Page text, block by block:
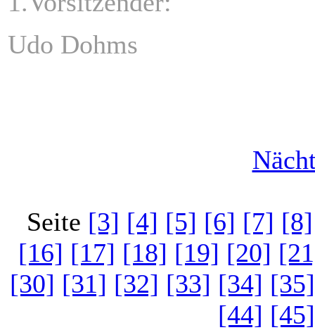
Udo Dohms
Seite [3] [4] [5] [6] [7] [8]
[16] [17] [18] [19] [20]
[30] [31] [32] [33] [34] [35]
[44] [45]